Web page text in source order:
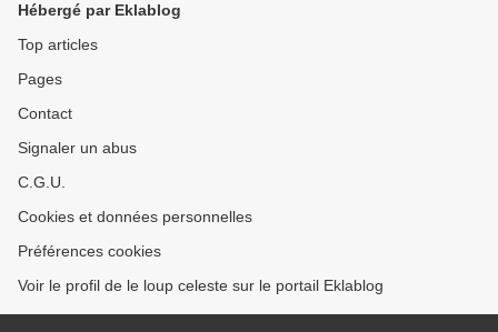
Hébergé par Eklablog
Top articles
Pages
Contact
Signaler un abus
C.G.U.
Cookies et données personnelles
Préférences cookies
Voir le profil de le loup celeste sur le portail Eklablog